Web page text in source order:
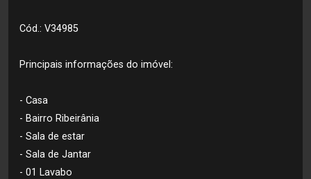
Cód.: V34985
Principais informações do imóvel:
- Casa
- Bairro Ribeirânia
- Sala de estar
- Sala de Jantar
- 01 Lavabo